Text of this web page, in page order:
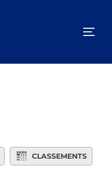
CLASSEMENTS